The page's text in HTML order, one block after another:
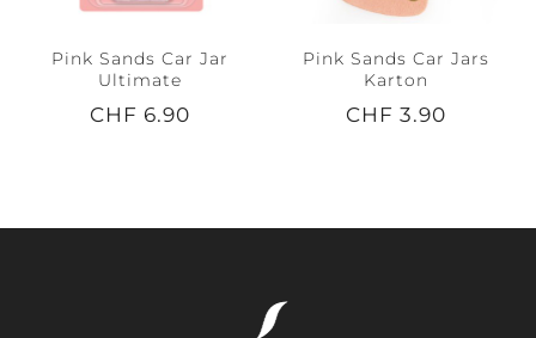
Pink Sands Car Jar
Ultimate
CHF 6.90
Pink Sands Car Jars
Karton
CHF 3.90